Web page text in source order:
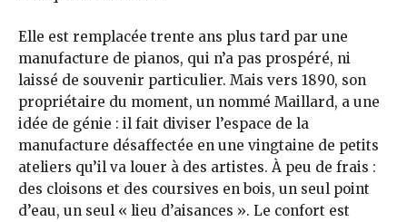
Elle est remplacée trente ans plus tard par une
manufacture de pianos, qui n’a pas prospéré, ni
laissé de souvenir particulier. Mais vers 1890, son
propriétaire du moment, un nommé Maillard, a une
idée de génie : il fait diviser l’espace de la
manufacture désaffectée en une vingtaine de petits
ateliers qu’il va louer à des artistes. À peu de frais :
des cloisons et des coursives en bois, un seul point
d’eau, un seul « lieu d’aisances ». Le confort est